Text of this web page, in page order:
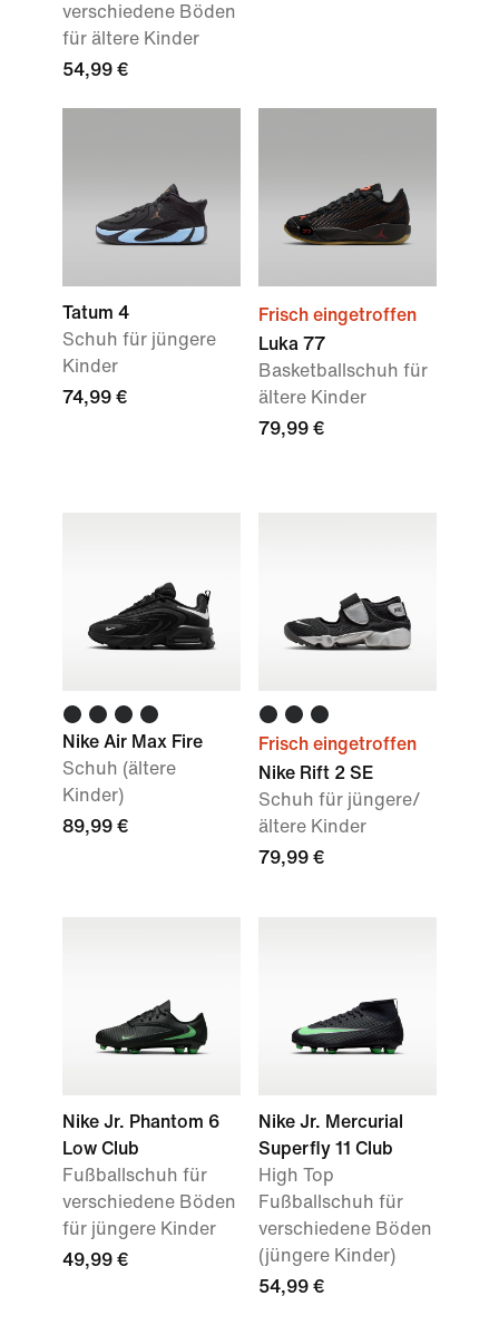
verschiedene Böden
für ältere Kinder
54,99 €
Tatum 4
Schuh für jüngere
Kinder
74,99 €
Frisch eingetroffen
Luka 77
Basketballschuh für
ältere Kinder
79,99 €
Nike Air Max Fire
Schuh (ältere
Kinder)
89,99 €
Frisch eingetroffen
Nike Rift 2 SE
Schuh für jüngere/
ältere Kinder
79,99 €
Nike Jr. Phantom 6
Low Club
Fußballschuh für
verschiedene Böden
für jüngere Kinder
49,99 €
Nike Jr. Mercurial
Superfly 11 Club
High Top
Fußballschuh für
verschiedene Böden
(jüngere Kinder)
54,99 €